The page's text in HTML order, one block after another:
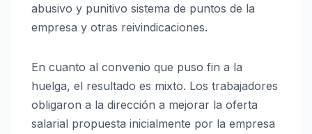
abusivo y punitivo sistema de puntos de la
empresa y otras reivindicaciones.
En cuanto al convenio que puso fin a la
huelga, el resultado es mixto. Los trabajadores
obligaron a la dirección a mejorar la oferta
salarial propuesta inicialmente por la empresa